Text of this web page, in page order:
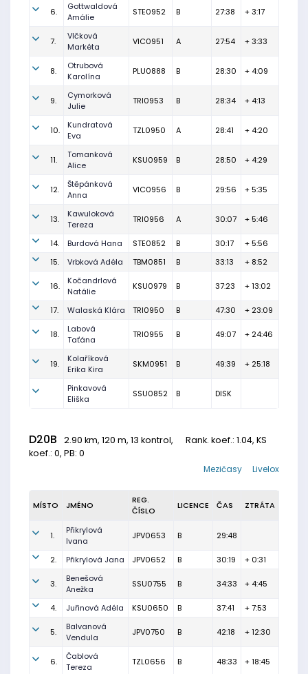
6.
Gottwaldová
Amálie
STE0952 B 27:38 + 3:17
7.
Vlčková
Markéta
VIC0951 A 27:54 + 3:33
8.
Otrubová
Karolína
PLU0888 B 28:30 + 4:09
9.
Cymorková
Julie
TRI0953 B 28:34 + 4:13
10.
Kundratová
Eva
TZL0950 A 28:41 + 4:20
11.
Tomanková
Alice
KSU0959 B 28:50 + 4:29
12.
Štěpánková
Anna
VIC0956 B 29:56 + 5:35
13.
Kawuloková
Tereza
TRI0956 A 30:07 + 5:46
14. Burdová Hana STE0852 B 30:17
+ 5:56
15.
Vrbková Adéla TBM0851 B 33:13 + 8:52
16.
Kočandrlová
Natálie
KSU0979 B 37:23 + 13:02
17. Walaská Klára TRI0950 B 47:30 + 23:09
18.
Labová
Taťána
TRI0955 B 49:07 + 24:46
19.
Kolaříková
Erika Kira
SKM0951 B 49:39 + 25:18
Pinkavová
Eliška
SSU0852 B DISK
D20B 2.90 km, 120 m, 13 kontrol, Rank. koef.: 1.04, KS
koef.: 0, PB: 0
Livelox
Mezičasy
MÍSTO JMÉNO
REG.
ČÍSLO
LICENCE ČAS ZTRÁTA
1.
Přikrylová
Ivana
JPV0653 B 29:48
2. Přikrylová Jana JPV0652 B 30:19 + 0:31
3.
Benešová
Anežka
SSU0755 B 34:33 + 4:45
4. Juřinová Adéla KSU0650 B 37:41 + 7:53
5.
Balvanová
Vendula
JPV0750 B 42:18 + 12:30
6.
Čablová
Tereza
TZL0656 B 48:33 + 18:45